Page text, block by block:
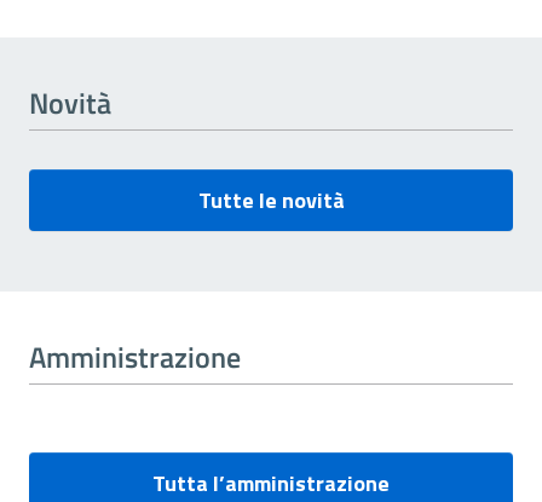
Novità
Tutte le novità
Amministrazione
Tutta l’amministrazione